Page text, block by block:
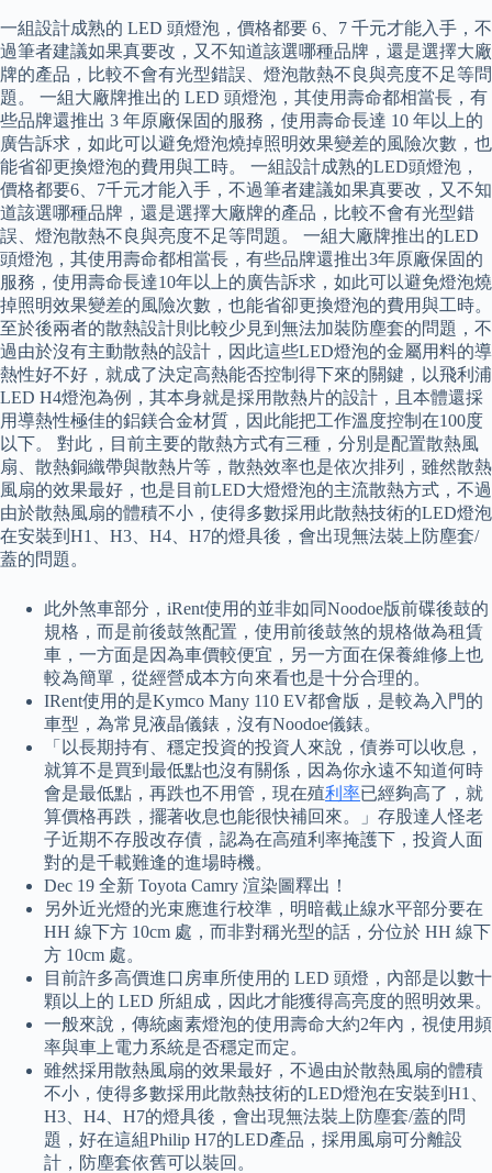
一組設計成熟的 LED 頭燈泡，價格都要 6、7 千元才能入手，不
過筆者建議如果真要改，又不知道該選哪種品牌，還是選擇大廠
牌的產品，比較不會有光型錯誤、燈泡散熱不良與亮度不足等問
題。 一組大廠牌推出的 LED 頭燈泡，其使用壽命都相當長，有
些品牌還推出 3 年原廠保固的服務，使用壽命長達 10 年以上的
廣告訴求，如此可以避免燈泡燒掉照明效果變差的風險次數，也
能省卻更換燈泡的費用與工時。 一組設計成熟的LED頭燈泡，
價格都要6、7千元才能入手，不過筆者建議如果真要改，又不知
道該選哪種品牌，還是選擇大廠牌的產品，比較不會有光型錯
誤、燈泡散熱不良與亮度不足等問題。 一組大廠牌推出的LED
頭燈泡，其使用壽命都相當長，有些品牌還推出3年原廠保固的
服務，使用壽命長達10年以上的廣告訴求，如此可以避免燈泡燒
掉照明效果變差的風險次數，也能省卻更換燈泡的費用與工時。
至於後兩者的散熱設計則比較少見到無法加裝防塵套的問題，不
過由於沒有主動散熱的設計，因此這些LED燈泡的金屬用料的導
熱性好不好，就成了決定高熱能否控制得下來的關鍵，以飛利浦
LED H4燈泡為例，其本身就是採用散熱片的設計，且本體還採
用導熱性極佳的鋁鎂合金材質，因此能把工作溫度控制在100度
以下。 對此，目前主要的散熱方式有三種，分別是配置散熱風
扇、散熱銅織帶與散熱片等，散熱效率也是依次排列，雖然散熱
風扇的效果最好，也是目前LED大燈燈泡的主流散熱方式，不過
由於散熱風扇的體積不小，使得多數採用此散熱技術的LED燈泡
在安裝到H1、H3、H4、H7的燈具後，會出現無法裝上防塵套/
蓋的問題。
此外煞車部分，iRent使用的並非如同Noodoe版前碟後鼓的
規格，而是前後鼓煞配置，使用前後鼓煞的規格做為租賃
車，一方面是因為車價較便宜，另一方面在保養維修上也
較為簡單，從經營成本方向來看也是十分合理的。
IRent使用的是Kymco Many 110 EV都會版，是較為入門的
車型，為常見液晶儀錶，沒有Noodoe儀錶。
「以長期持有、穩定投資的投資人來說，債券可以收息，
就算不是買到最低點也沒有關係，因為你永遠不知道何時
會是最低點，再跌也不用管，現在殖利率已經夠高了，就
算價格再跌，擺著收息也能很快補回來。」存股達人怪老
子近期不存股改存債，認為在高殖利率掩護下，投資人面
對的是千載難逢的進場時機。
Dec 19 全新 Toyota Camry 渲染圖釋出！
另外近光燈的光束應進行校準，明暗截止線水平部分要在
HH 線下方 10cm 處，而非對稱光型的話，分位於 HH 線下
方 10cm 處。
目前許多高價進口房車所使用的 LED 頭燈，內部是以數十
顆以上的 LED 所組成，因此才能獲得高亮度的照明效果。
一般來說，傳統鹵素燈泡的使用壽命大約2年內，視使用頻
率與車上電力系統是否穩定而定。
雖然採用散熱風扇的效果最好，不過由於散熱風扇的體積
不小，使得多數採用此散熱技術的LED燈泡在安裝到H1、
H3、H4、H7的燈具後，會出現無法裝上防塵套/蓋的問
題，好在這組Philip H7的LED產品，採用風扇可分離設
計，防塵套依舊可以裝回。